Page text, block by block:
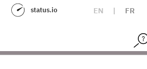
status.io EN | FR